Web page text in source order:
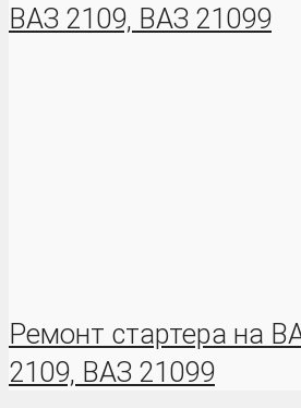
ВАЗ 2109, ВАЗ 21099
Ремонт стартера на
2109, ВАЗ 21099